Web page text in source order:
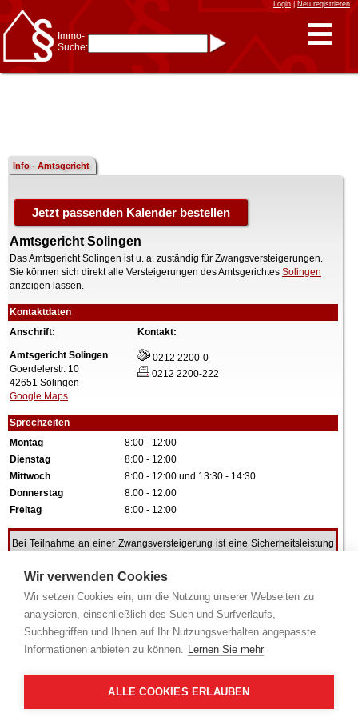
Wir verwenden Cookies
Wir setzen Cookies ein, um die Nutzung unserer Webseiten zu
analysieren, einschließlich des Such und Surfverlaufs,
Suchbegriffen und Ihnen auf Ihr Nutzungsverhalten angepasste
Informationen anbieten zu können. Lernen Sie mehr
ALLE COOKIES ERLAUBEN
Login| Neu registrieren
Immo-
Suche:
z.B.:15 Frankfurt
Frankfurt/Oder
und6 Frankfurtfür Frankfurt
Immobiliensuche
nach Kreis
nach Amtsgericht
Info - Amtsgericht
Amtsgericht Solingen
Das Amtsgericht Solingen ist u. a. zuständig für Zwangsversteigerungen.
Sie können sich direkt alle Versteigerungen des Amtsgerichtes Solingen
anzeigen lassen.
Kontaktdaten
Anschrift:
Amtsgericht Solingen
Goerdelerstr. 10
42651 Solingen
Google Maps
Kontakt:
0212 2200-0
0212 2200-222
Sprechzeiten
Montag
8:00 - 12:00
Dienstag
8:00 - 12:00
Mittwoch
8:00 - 12:00 und 13:30 - 14:30
Donnerstag
8:00 - 12:00
Freitag
8:00 - 12:00
Bei Teilnahme an einer Zwangsversteigerung ist eine Sicherheitsleistung
beachten Sie hierzu folgendeHinweise!
Alle Angaben ohne Gewähr.